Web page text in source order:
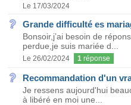
Le 17/03/2024
Grande difficulté es
Bonsoir,j’ai besoin de
perdue,je suis mariée d...
Le 26/02/2024 1 réponse
Recommandation d'un
Je ressens aujourd'hui
à libéré en moi une...